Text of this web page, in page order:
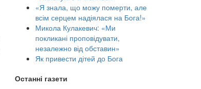
«Я знала, що можу померти, але
всім серцем надіялася на Бога!»
Микола Кулакевич: «Ми
покликані проповідувати,
незалежно від обставин»
Як привести дітей до Бога
Останні газети